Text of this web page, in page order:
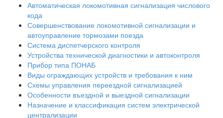
Автоматическая локомотивная сигнализация числового
кода
Совершенствование локомотивной сигнализации и
автоуправление тормозами поезда
Система диспетчерского контроля
Устройства технической диагностики и автоконтроля
Прибор типа ПОНАБ
Виды ограждающих устройств и требования к ним
Схемы управления переездной сигнализацией
Особенности въездной и выездной сигнализации
Назначение и классификация систем электрической
централизации